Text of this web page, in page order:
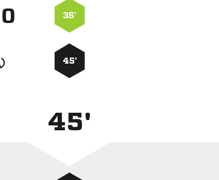
 35’
45’
45'